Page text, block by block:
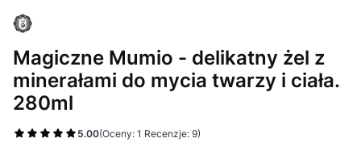
Magiczne Mumio - delikatny żel z
minerałami do mycia twarzy i ciała.
280ml
5.00(Oceny: 1 Recenzje: 9)